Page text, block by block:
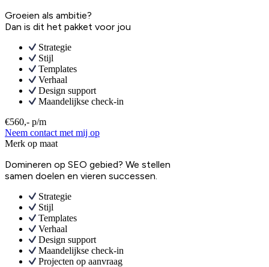
Groeien als ambitie?
Dan is dit het pakket voor jou
Strategie
Stijl
Templates
Verhaal
Design support
Maandelijkse check-in
€560,- p/m
Neem contact met mij op
Merk op maat
Domineren op SEO gebied? We stellen
samen doelen en vieren successen.
Strategie
Stijl
Templates
Verhaal
Design support
Maandelijkse check-in
Projecten op aanvraag